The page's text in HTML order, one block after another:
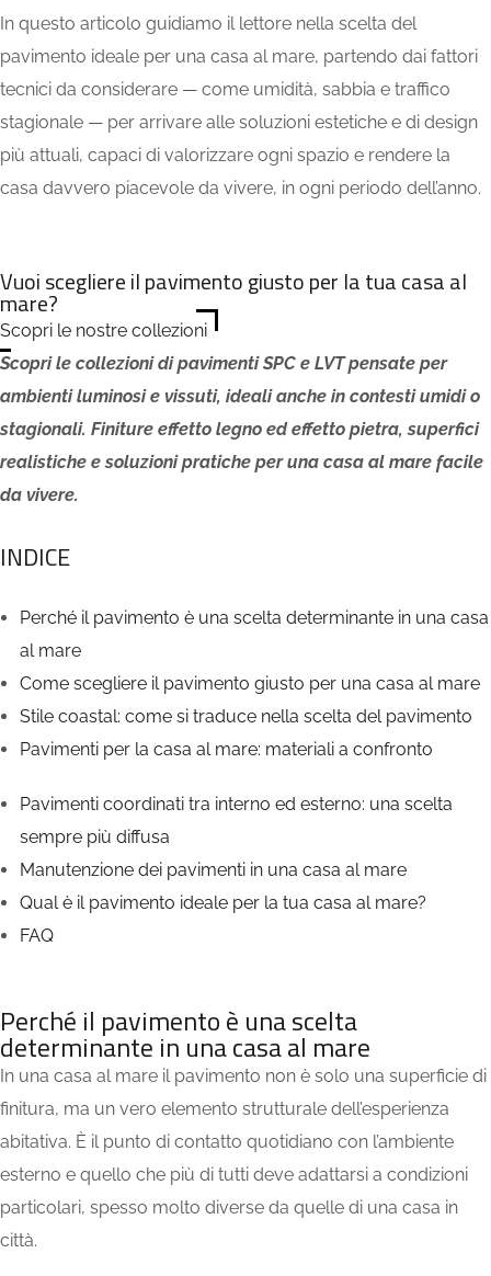
In questo articolo guidiamo il lettore nella scelta del
pavimento ideale per una casa al mare, partendo dai fattori
tecnici da considerare — come umidità, sabbia e traffico
stagionale — per arrivare alle soluzioni estetiche e di design
più attuali, capaci di valorizzare ogni spazio e rendere la
casa davvero piacevole da vivere, in ogni periodo dell’anno.
Vuoi scegliere il pavimento giusto per la tua casa al
mare?
Scopri le nostre collezioni
Scopri le collezioni di pavimenti SPC e LVT pensate per
ambienti luminosi e vissuti, ideali anche in contesti umidi o
stagionali. Finiture effetto legno ed effetto pietra, superfici
realistiche e soluzioni pratiche per una casa al mare facile
da vivere.
INDICE
Perché il pavimento è una scelta determinante in una casa
al mare
Come scegliere il pavimento giusto per una casa al mare
Stile coastal: come si traduce nella scelta del pavimento
Pavimenti per la casa al mare: materiali a confronto
Pavimenti coordinati tra interno ed esterno: una scelta
sempre più diffusa
Manutenzione dei pavimenti in una casa al mare
Qual è il pavimento ideale per la tua casa al mare?
FAQ
Perché il pavimento è una scelta
determinante in una casa al mare
In una casa al mare il pavimento non è solo una superficie di
finitura, ma un vero elemento strutturale dell’esperienza
abitativa. È il punto di contatto quotidiano con l’ambiente
esterno e quello che più di tutti deve adattarsi a condizioni
particolari, spesso molto diverse da quelle di una casa in
città.